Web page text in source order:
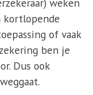
kortlopende
of vaak
ben je
Dus ook